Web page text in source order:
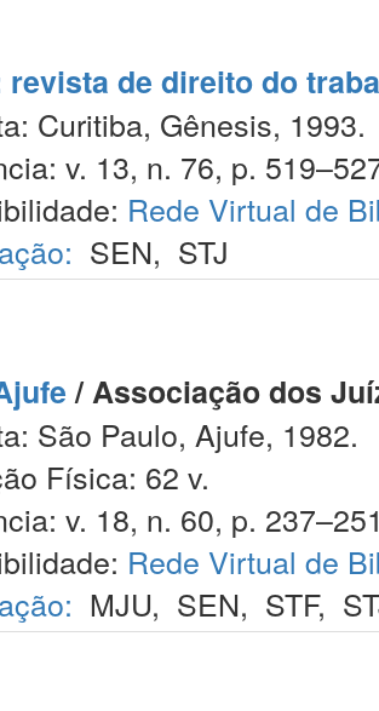
revista de direito do
Curitiba, Gênesis, 1993.
v. 13, n. 76, p.
Rede Virtual de
SEN, STJ
/ Associação dos
São Paulo, Ajufe, 1982.
Física: 62 v.
v. 18, n. 60, p.
Rede Virtual de
MJU, SEN, STF,